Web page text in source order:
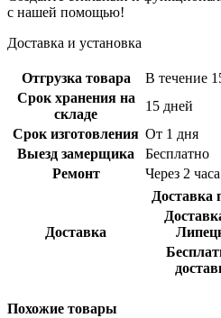
с нашей помощью!
Доставка и установка
Отгрузка товара
В течение
Срок хранения на
складе
15 дней
Срок изготовления От 1 дня
Выезд замерщика
Бесплатно
Ремонт
Через 2
Доставка
Доставка
Похожие товары